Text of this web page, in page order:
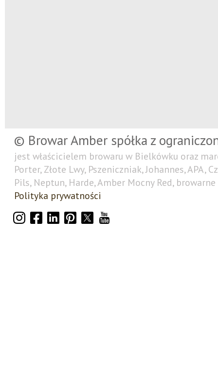
© Browar Amber spółka z
jest właścicielem browaru w Bielkówku oraz
Porter, Złote Lwy, Pszeniczniak, Johannes, APA,
Pils, Neptun, Harde, Amber Mocny Red,
Polityka prywatności